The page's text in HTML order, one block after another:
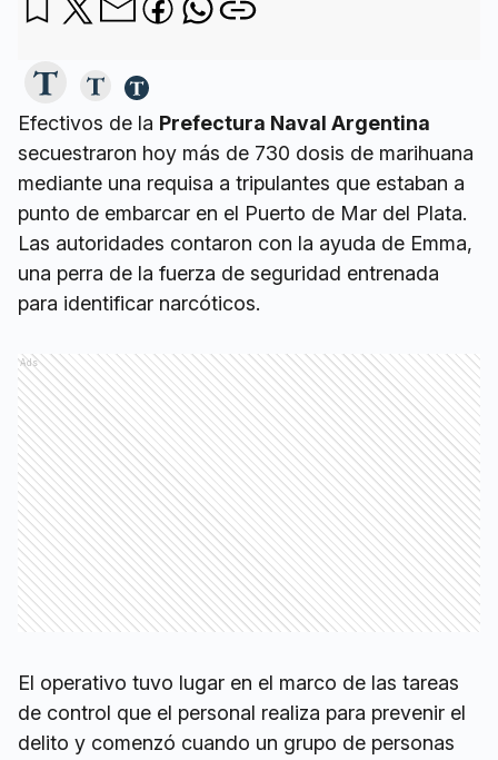
Efectivos de la Prefectura Naval Argentina
secuestraron hoy más de 730 dosis de marihuana
mediante una requisa a tripulantes que estaban a
punto de embarcar en el Puerto de Mar del Plata.
Las autoridades contaron con la ayuda de Emma,
una perra de la fuerza de seguridad entrenada
para identificar narcóticos.
Ads
El operativo tuvo lugar en el marco de las tareas
de control que el personal realiza para prevenir el
delito y comenzó cuando un grupo de personas